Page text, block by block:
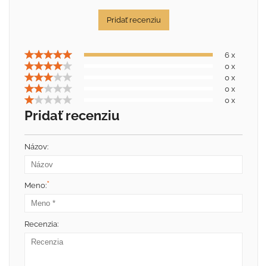
Pridať recenziu
6 x
0 x
0 x
0 x
0 x
Pridať recenziu
Názov:
Meno:*
Recenzia: